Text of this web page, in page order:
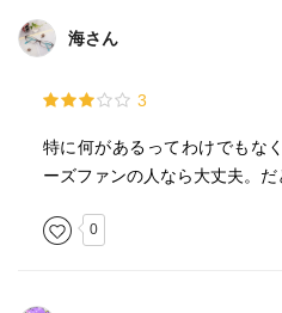
海さん
3
特に何があるってわけでもな
ーズファンの人なら大丈夫。だ
0